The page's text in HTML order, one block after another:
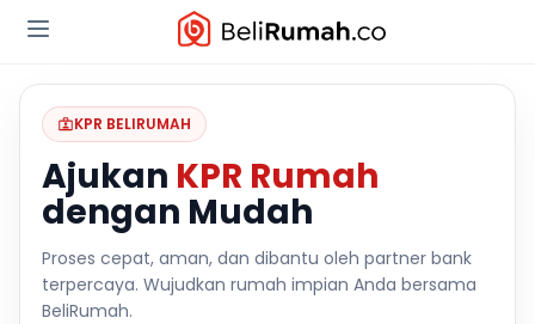
KPR BELIRUMAH
Ajukan KPR Rumah
dengan Mudah
Proses cepat, aman, dan dibantu oleh partner bank
terpercaya. Wujudkan rumah impian Anda bersama
BeliRumah.